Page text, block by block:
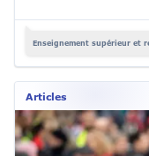
Enseignement supérieur et
Articles